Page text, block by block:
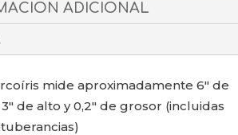
ADICIONAL
mide aproximadamente 6" de
de alto y 0,2" de grosor (incluidas